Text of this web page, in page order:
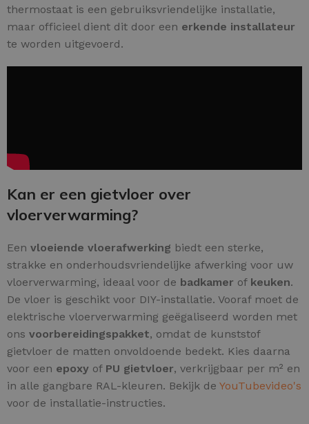
thermostaat is een gebruiksvriendelijke installatie,
maar officieel dient dit door een erkende installateur
te worden uitgevoerd.
Kan er een gietvloer over
vloerverwarming?
Een vloeiende vloerafwerking biedt een sterke,
strakke en onderhoudsvriendelijke afwerking voor uw
vloerverwarming, ideaal voor de badkamer of keuken.
De vloer is geschikt voor DIY-installatie. Vooraf moet de
elektrische vloerverwarming geëgaliseerd worden met
ons voorbereidingspakket, omdat de kunststof
gietvloer de matten onvoldoende bedekt. Kies daarna
voor een epoxy of PU gietvloer, verkrijgbaar per m² en
in alle gangbare RAL-kleuren. Bekijk de YouTubevideo's
voor de installatie-instructies.